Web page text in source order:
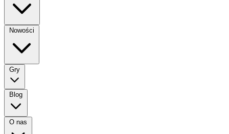
Nowości
Gry
Blog
O nas